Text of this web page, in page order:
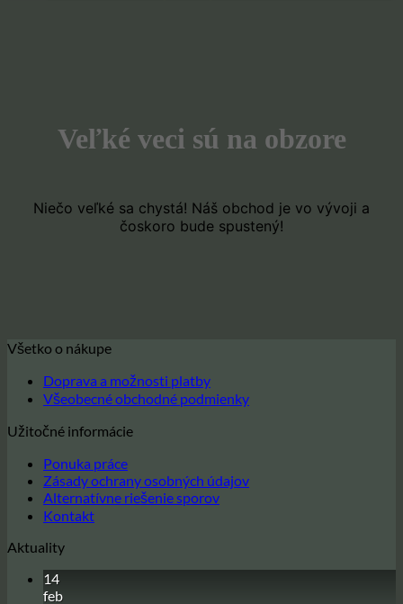
Veľké veci sú na obzore
Niečo veľké sa chystá! Náš obchod je vo vývoji a
čoskoro bude spustený!
Všetko o nákupe
Doprava a možnosti platby
Všeobecné obchodné podmienky
Užitočné informácie
Ponuka práce
Zásady ochrany osobných údajov
Alternatívne riešenie sporov
Kontakt
Aktuality
14
feb